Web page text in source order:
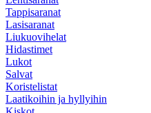
Tappisaranat
Lasisaranat
Liukuovihelat
Hidastimet
Lukot
Salvat
Koristelistat
Laatikoihin ja hyllyihin